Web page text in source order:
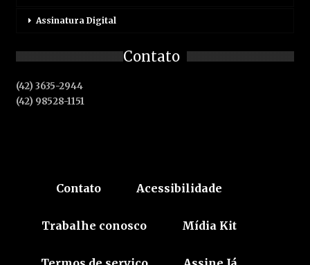
Assinatura Digital
Contato
(42) 3635-2944
(42) 98528-1151
Contato Acessibilidade
Trabalhe conosco Mídia Kit